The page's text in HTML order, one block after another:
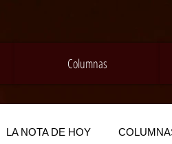
Columnas
LA NOTA DE HOY